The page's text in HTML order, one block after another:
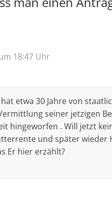
18:47 Uhr
etwa 30 Jahre von
seiner jetzigen
hingeworfen . Will jetzt
und später wieder
Er hier erzählt?